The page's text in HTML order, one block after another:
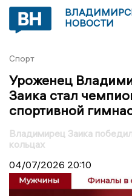
НОВОСТИ
Спорт
Уроженец
Заика стал
спортивной
Владимирец Заика
кольцах
04/07/2026 20:10